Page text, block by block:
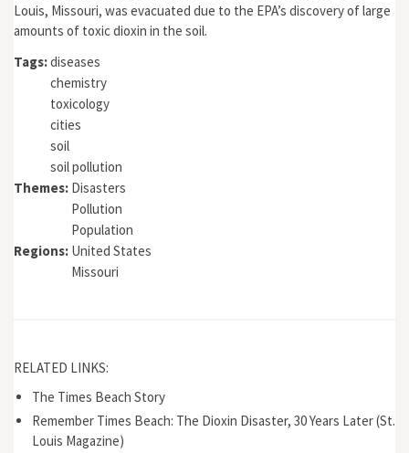
Louis, Missouri, was evacuated due to the EPA’s discovery of large
amounts of toxic dioxin in the soil.
Tags:diseases
chemistry
toxicology
cities
soil
soil pollution
Themes: Disasters
Pollution
Population
Regions: United States
Missouri
RELATED LINKS:
The Times Beach Story
Remember Times Beach: The Dioxin Disaster, 30 Years Later (St.
Louis Magazine)